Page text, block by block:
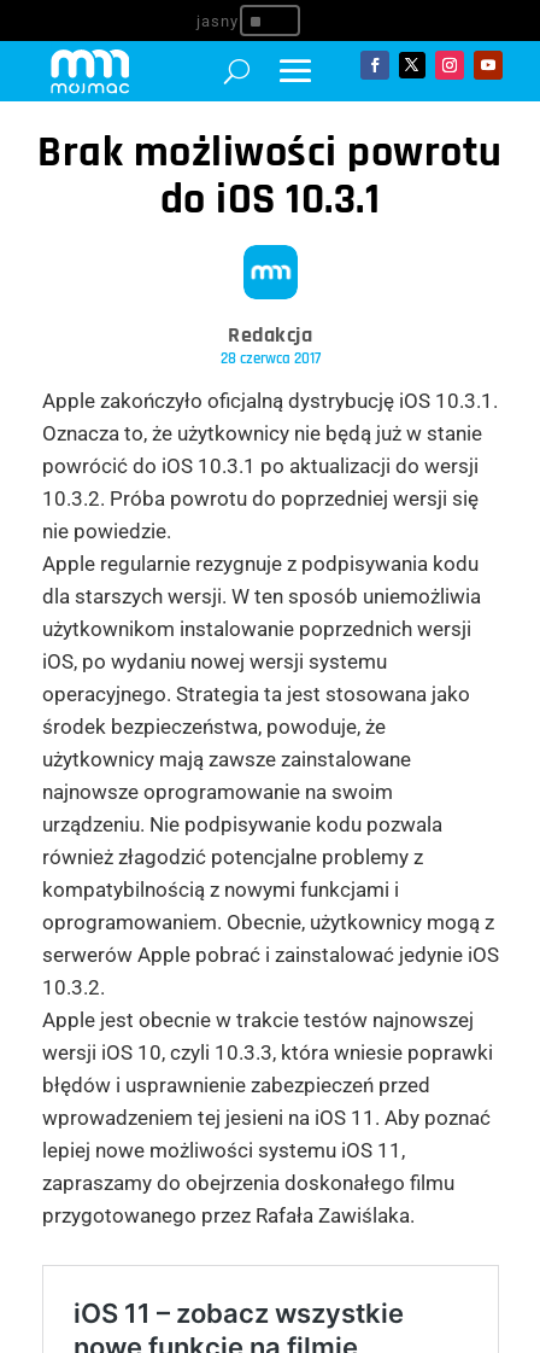
^
Brak możliwości powrotu
do iOS 10.3.1
Redakcja
28 czerwca 2017
Apple zakończyło oficjalną dystrybucję iOS 10.3.1.
Oznacza to, że użytkownicy nie będą już w stanie
powrócić do iOS 10.3.1 po aktualizacji do wersji
10.3.2. Próba powrotu do poprzedniej wersji się
nie powiedzie.
Apple regularnie rezygnuje z podpisywania kodu
dla starszych wersji. W ten sposób uniemożliwia
użytkownikom instalowanie poprzednich wersji
iOS, po wydaniu nowej wersji systemu
operacyjnego. Strategia ta jest stosowana jako
środek bezpieczeństwa, powoduje, że
użytkownicy mają zawsze zainstalowane
najnowsze oprogramowanie na swoim
urządzeniu. Nie podpisywanie kodu pozwala
również złagodzić potencjalne problemy z
kompatybilnością z nowymi funkcjami i
oprogramowaniem. Obecnie, użytkownicy mogą z
serwerów Apple pobrać i zainstalować jedynie iOS
10.3.2.
Apple jest obecnie w trakcie testów najnowszej
wersji iOS 10, czyli 10.3.3, która wniesie poprawki
błędów i usprawnienie zabezpieczeń przed
wprowadzeniem tej jesieni na iOS 11. Aby poznać
lepiej nowe możliwości systemu iOS 11,
zapraszamy do obejrzenia doskonałego filmu
przygotowanego przez Rafała Zawiślaka.